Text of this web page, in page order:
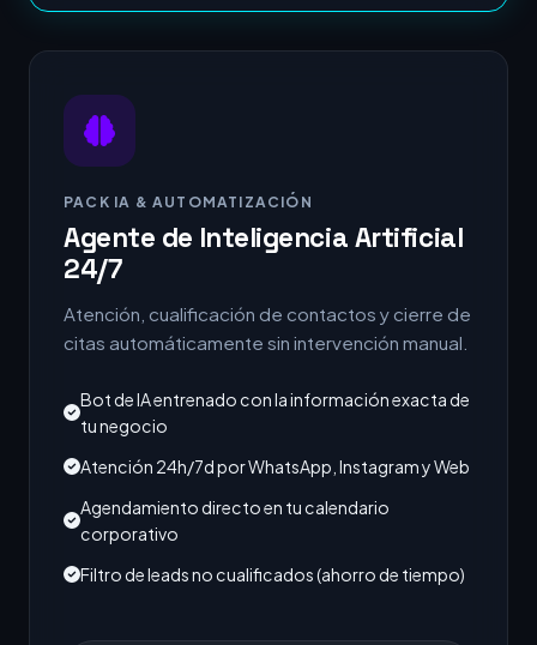
PACK IA & AUTOMATIZACIÓN
Agente de Inteligencia Artificial
24/7
Atención, cualificación de contactos y cierre de
citas automáticamente sin intervención manual.
Bot de IA entrenado con la información exacta de
tu negocio
Atención 24h/7d por WhatsApp, Instagram y Web
Agendamiento directo en tu calendario
corporativo
Filtro de leads no cualificados (ahorro de tiempo)